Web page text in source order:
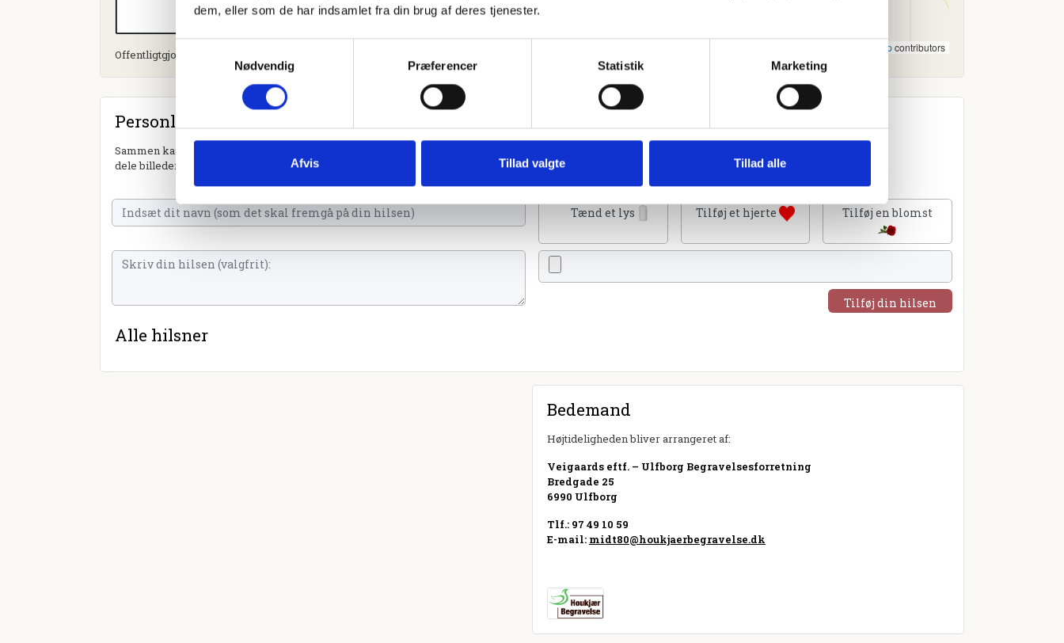
dem, eller som de har indsamlet fra din brug af deres tjenester.
Nødvendig
Præferencer Statistik Marketing
Afvis Tillad valgte Tillad alle
Offentligtgjort i Torsdags-Avisen Ulfborg Vemb d. 22. august 2023 OpenStreetMapcontributors
Personlig hilsen
Sammen kan vi mindes Ingeman Jørgensen. Du kan tænde et lys, skrive et mindeord,
dele billeder og video eller blot sende et hjerte eller en rose
Tænd et lys Tilføj et hjerte Tilføj en blomst
Tilføj din hilsen
Alle hilsner
Bedemand
Højtideligheden bliver arrangeret af:
Veigaards eftf. – Ulfborg Begravelsesforretning
Bredgade 25
6990 Ulfborg
Tlf.: 97 49 10 59
E-mail: midt80@houkjaerbegravelse.dk